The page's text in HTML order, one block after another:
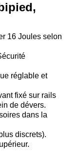
16 Joules selon
réglable et
fixé sur rails
de dévers.
dans la
discrets).